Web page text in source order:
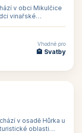
v obci Mikulčice
vinařské
Vhodné pro
🏨 Svatby
v osadě Hůrka u
oblasti